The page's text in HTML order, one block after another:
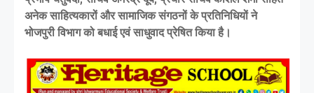
अनेक साहित्यकारों और सामाजिक संगठनों के प्रतिनिधियों ने
भोजपुरी विभाग को बधाई एवं साधुवाद प्रेषित किया है।